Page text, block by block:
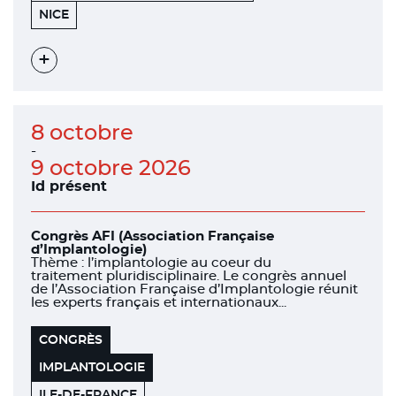
455
PROMENADE
ANGLAIS
NICE
Voir
8 octobre
-
9 octobre 2026
Id présent
Congrès AFI (Association Française
d’Implantologie)
Thème : l’implantologie au coeur du
traitement pluridisciplinaire. Le congrès annuel
de l’Association Française d’Implantologie réunit
les experts français et internationaux...
CONGRÈS
IMPLANTOLOGIE